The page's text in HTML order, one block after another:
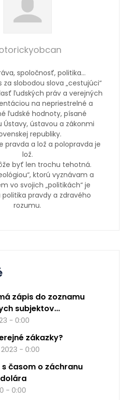
spoločnosť, politika…
za slobodou slova „cestujúci“
ľudských práv a verejných
na nepriestrelné a
ľudské hodnoty, písané
Ústavy, ústavou a zákonmi
republiky.
pravda a lož a polopravda je
lož.
byť len trochu tehotná.
ktorú vyznávam a
vo svojich „politikách“ je
politika pravdy a zdravého
rozumu.
zápis do zoznamu
subjektov...
- 0:00
zákazky?
- 0:00
časom o záchranu
- 0:00